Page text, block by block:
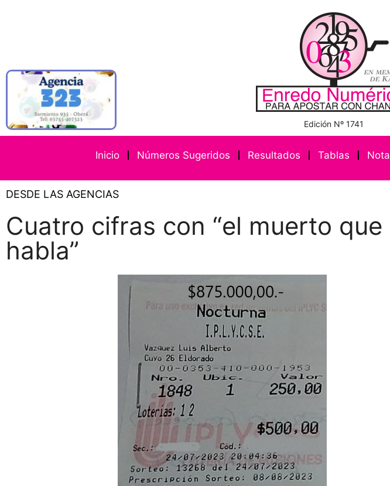
Edición Nº 1741
Inicio Números Sugeridos Resultados Tablas
DESDE LAS AGENCIAS
Cuatro cifras con “el muerto que
habla”